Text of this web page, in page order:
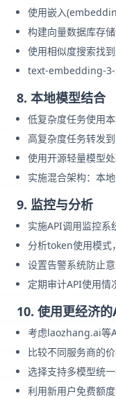
使用嵌入
构建向量数据库存
使用相似度搜索找
text-embedding-3-
8. 本地模型结合
低复杂度任务使用
高复杂度任务转发
使用开源轻量模型
实施混合架构：本
9. 监控与分析
实施API调用监控系
分析token使用模式
设置告警系统防止
定期审计API使用情
10. 使用更经济
考虑laozhang.ai等
比较不同服务商的
选择支持多模型统
利用新用户免费额